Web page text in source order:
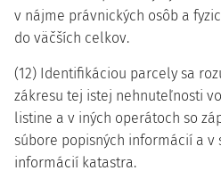
v nájme právnických osôb a
do väčších celkov.
(12) Identifikáciou parcely sa
zákresu tej istej nehnuteľnosti
listine a v iných operátoch so
súbore popisných informácií a v
informácií katastra.